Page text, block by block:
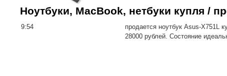
Ноутбуки, MacBook, нетбуки купля /
9:54
продается ноутбук Asus-X751L
28000 рублей. Состояние